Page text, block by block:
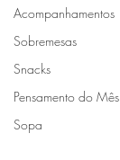
Acompanhamentos
Sobremesas
Snacks
Pensamento do Mês
Sopa